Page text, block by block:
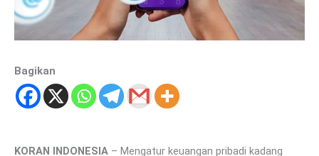
Bagikan
KORAN INDONESIA – Mengatur keuangan pribadi kadang